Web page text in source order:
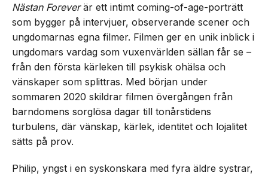
Nästan Foreverär ett intimt coming-of-age-porträtt
som bygger på intervjuer, observerande scener och
ungdomarnas egna filmer. Filmen ger en unik inblick i
ungdomars vardag som vuxenvärlden sällan får se –
från den första kärleken till psykisk ohälsa och
vänskaper som splittras. Med början under
sommaren 2020 skildrar filmen övergången från
barndomens sorglösa dagar till tonårstidens
turbulens, där vänskap, kärlek, identitet och lojalitet
sätts på prov.
Philip, yngst i en syskonskara med fyra äldre systrar,